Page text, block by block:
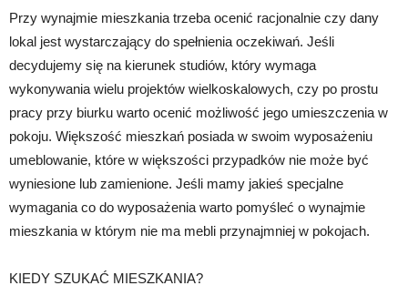
Przy wynajmie mieszkania trzeba ocenić racjonalnie czy dany
lokal jest wystarczający do spełnienia oczekiwań. Jeśli
decydujemy się na kierunek studiów, który wymaga
wykonywania wielu projektów wielkoskalowych, czy po prostu
pracy przy biurku warto ocenić możliwość jego umieszczenia w
pokoju. Większość mieszkań posiada w swoim wyposażeniu
umeblowanie, które w większości przypadków nie może być
wyniesione lub zamienione. Jeśli mamy jakieś specjalne
wymagania co do wyposażenia warto pomyśleć o wynajmie
mieszkania w którym nie ma mebli przynajmniej w pokojach.
KIEDY SZUKAĆ MIESZKANIA?